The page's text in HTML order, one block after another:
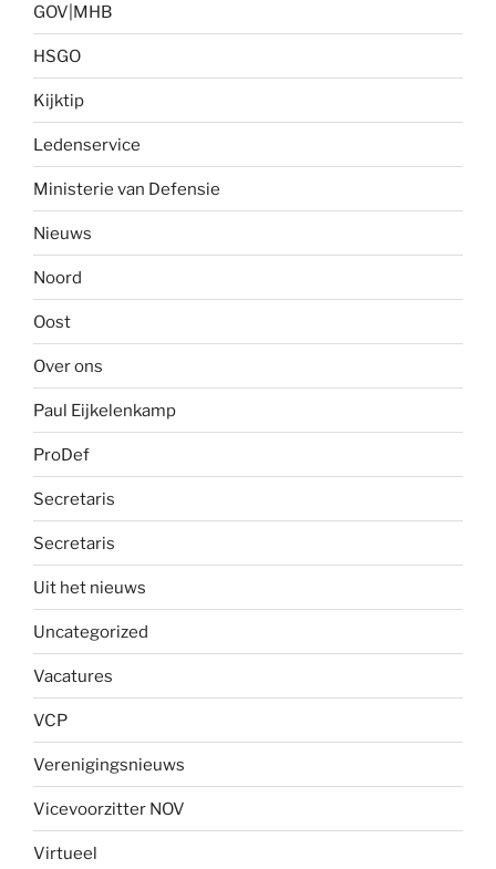
GOV|MHB
HSGO
Kijktip
Ledenservice
Ministerie van Defensie
Nieuws
Noord
Oost
Over ons
Paul Eijkelenkamp
ProDef
Secretaris
Secretaris
Uit het nieuws
Uncategorized
Vacatures
VCP
Verenigingsnieuws
Vicevoorzitter NOV
Virtueel